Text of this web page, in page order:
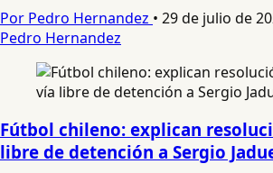
Por Pedro Hernandez • 29 de julio de
Pedro Hernandez
Fútbol chileno: explican
libre de detención a Sergio